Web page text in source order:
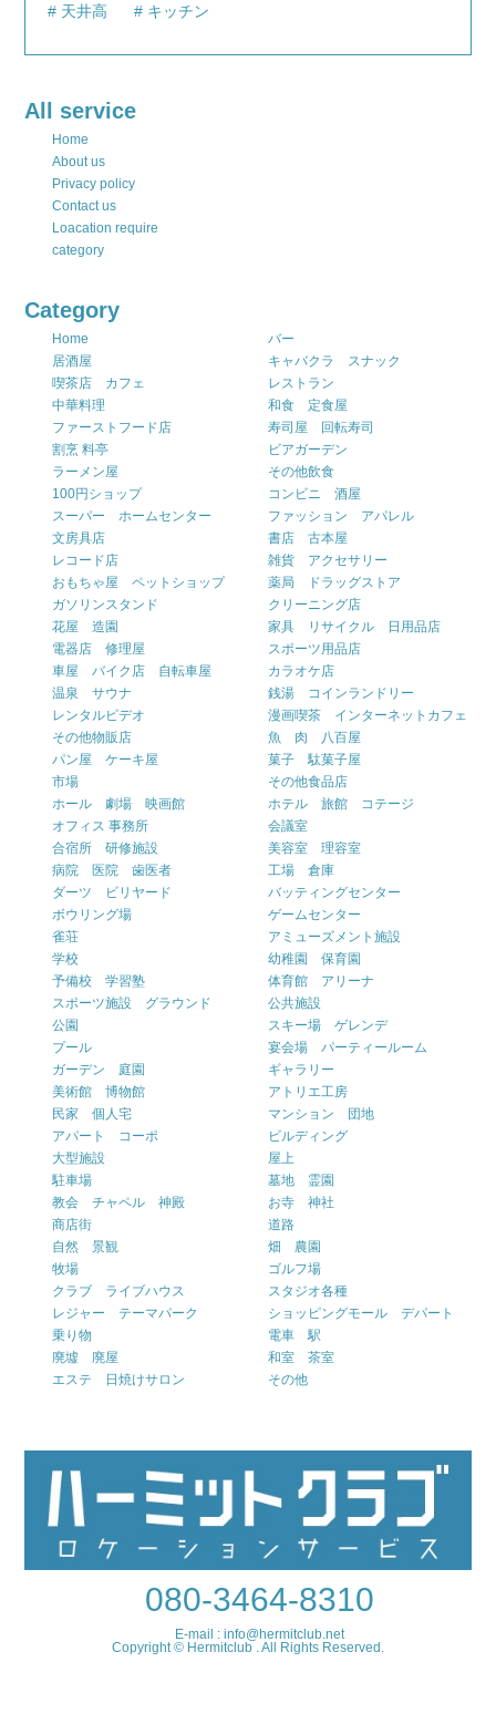
天井高 キッチン
All service
Home
About us
Privacy policy
Contact us
Loacation require
category
Category
Home
バー
居酒屋
キャバクラ スナック
喫茶店 カフェ
レストラン
中華料理
和食 定食屋
ファーストフード店
寿司屋 回転寿司
割烹 料亭
ビアガーデン
ラーメン屋
その他飲食
100円ショップ
コンビニ 酒屋
スーパー ホームセンター
ファッション アパレル
文房具店
書店 古本屋
レコード店
雑貨 アクセサリー
おもちゃ屋 ペットショップ
薬局 ドラッグストア
ガソリンスタンド
クリーニング店
花屋 造園
家具 リサイクル 日用品店
電器店 修理屋
スポーツ用品店
車屋 バイク店 自転車屋
カラオケ店
温泉 サウナ
銭湯 コインランドリー
レンタルビデオ
漫画喫茶 インターネットカフェ
その他物販店
魚 肉 八百屋
パン屋 ケーキ屋
菓子 駄菓子屋
市場
その他食品店
ホール 劇場 映画館
ホテル 旅館 コテージ
オフィス 事務所
会議室
合宿所 研修施設
美容室 理容室
病院 医院 歯医者
工場 倉庫
ダーツ ビリヤード
バッティングセンター
ボウリング場
ゲームセンター
雀荘
アミューズメント施設
学校
幼稚園 保育園
予備校 学習塾
体育館 アリーナ
スポーツ施設 グラウンド
公共施設
公園
スキー場 ゲレンデ
プール
宴会場 パーティールーム
ガーデン 庭園
ギャラリー
美術館 博物館
アトリエ工房
民家 個人宅
マンション 団地
アパート コーポ
ビルディング
大型施設
屋上
駐車場
墓地 霊園
教会 チャペル 神殿
お寺 神社
商店街
道路
自然 景観
畑 農園
牧場
ゴルフ場
クラブ ライブハウス
スタジオ各種
レジャー テーマパーク
ショッピングモール デパート
乗り物
電車 駅
廃墟 廃屋
和室 茶室
エステ 日焼けサロン
その他
080-3464-8310
E-mail : info@hermitclub.net
Copyright © Hermitclub . All Rights Reserved.